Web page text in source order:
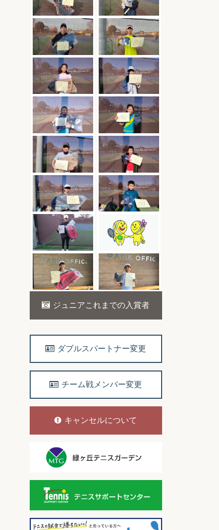
ジュニアこれまでの入賞者
ダブルスパートナー変更
チーム戦メンバー変更
キャンセルについて